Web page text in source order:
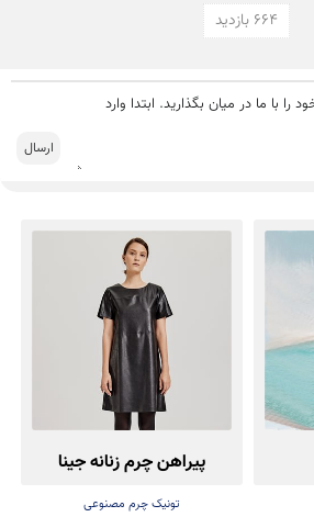
664 بازدید
پیراهن چرم زنانه جینا
تونیک چرم مصنوعی